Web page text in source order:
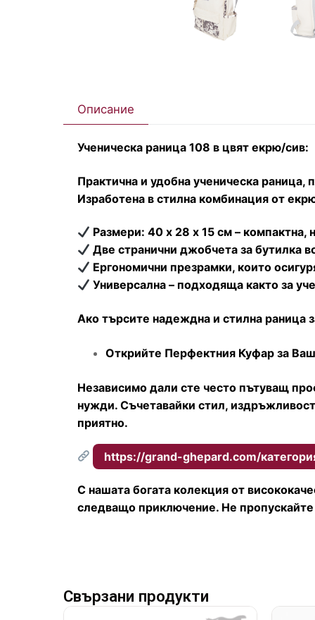
Описание
Ученическа раница 108 в цвят екрю/сив:
Практична и удобна ученическа раница,
Изработена в стилна комбинация от
Размери: 40 х 28 х 15 см – компактна,
Две странични джобчета за бутилка
Ергономични презрамки, които
Универсална – подходяща както за
Ако търсите надеждна и стилна
Открийте Перфектния Куфар за
Независимо дали сте често пътуващ
нужди. Съчетавайки стил,
приятно.
https://grand-ghepard.com/
С нашата богата колекция от
следващо приключение. Не
Свързани продукти